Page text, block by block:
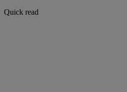
Quick read